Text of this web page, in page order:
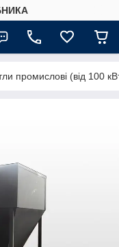
промислові (від 100